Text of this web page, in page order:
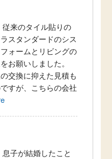
従来のタイル貼りの
スタンダードのシス
ォームとリビングの
お願いしました。
交換に抑えた見積も
すが、こちらの会社
息子が結婚したこと